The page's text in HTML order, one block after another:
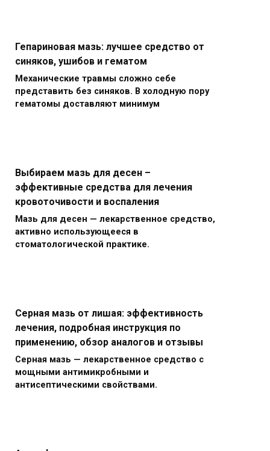
Гепариновая мазь: лучшее средство от
синяков, ушибов и гематом
Механические травмы сложно себе
представить без синяков. В холодную пору
гематомы доставляют минимум
Выбираем мазь для десен –
эффективные средства для лечения
кровоточивости и воспаления
Мазь для десен — лекарственное средство,
активно использующееся в
стоматологической практике.
Серная мазь от лишая: эффективность
лечения, подробная инструкция по
применению, обзор аналогов и отзывы
Серная мазь — лекарственное средство с
мощными антимикробными и
антисептическими свойствами.